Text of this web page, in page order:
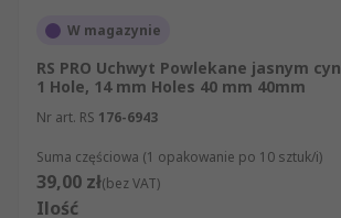
W magazynie
RS PRO Uchwyt Powlekane jasnym
1 Hole, 14 mm Holes 40 mm 40mm
Nr art. RS 176-6943
Suma częściowa (1 opakowanie po 10 sztuk/i)
39,00 zł(bez VAT)
Ilość